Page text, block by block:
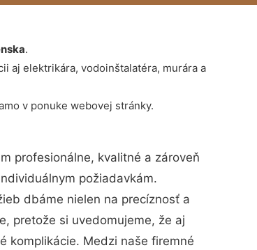
.
aj elektrikára, vodoinštalatéra, murára a
v ponuke webovej stránky.
profesionálne, kvalitné a zároveň
požiadavkám.
dbáme nielen na precíznosť a
pretože si uvedomujeme, že aj
komplikácie. Medzi naše firemné